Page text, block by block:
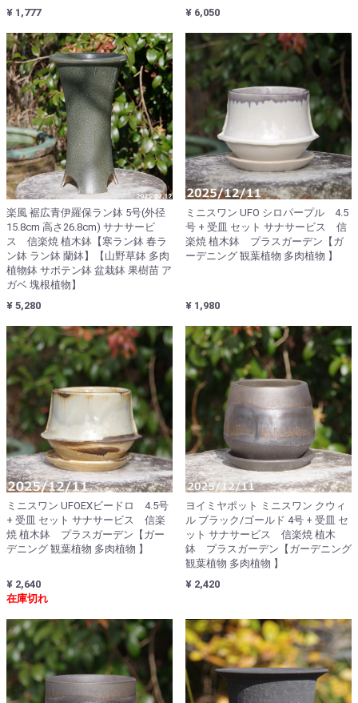
¥ 1,777
¥ 6,050
楽風 裾広青伊羅保ラン鉢 5号(外径
15.8cm 高さ26.8cm) サナサービ
ス 信楽焼 植木鉢【寒ラン鉢 春ラ
ン鉢 ラン鉢 蘭鉢】【山野草鉢 多肉
植物鉢 サボテン鉢 盆栽鉢 果樹苗 ア
ガベ 塊根植物】
¥ 5,280
ミニスワン UFO シロパープル 4.5
号 + 受皿 セット サナサービス 信
楽焼 植木鉢 プラスガーデン【ガ
ーデニング 観葉植物 多肉植物 】
¥ 1,980
ミニスワン UFOEXビードロ 4.5号
+ 受皿 セット サナサービス 信楽
焼 植木鉢 プラスガーデン【ガー
デニング 観葉植物 多肉植物 】
¥ 2,640
在庫切れ
ヨイミヤポット ミニスワン クウィ
ル ブラック/ゴールド 4号 + 受皿 セ
ット サナサービス 信楽焼 植木
鉢 プラスガーデン【ガーデニング
観葉植物 多肉植物 】
¥ 2,420